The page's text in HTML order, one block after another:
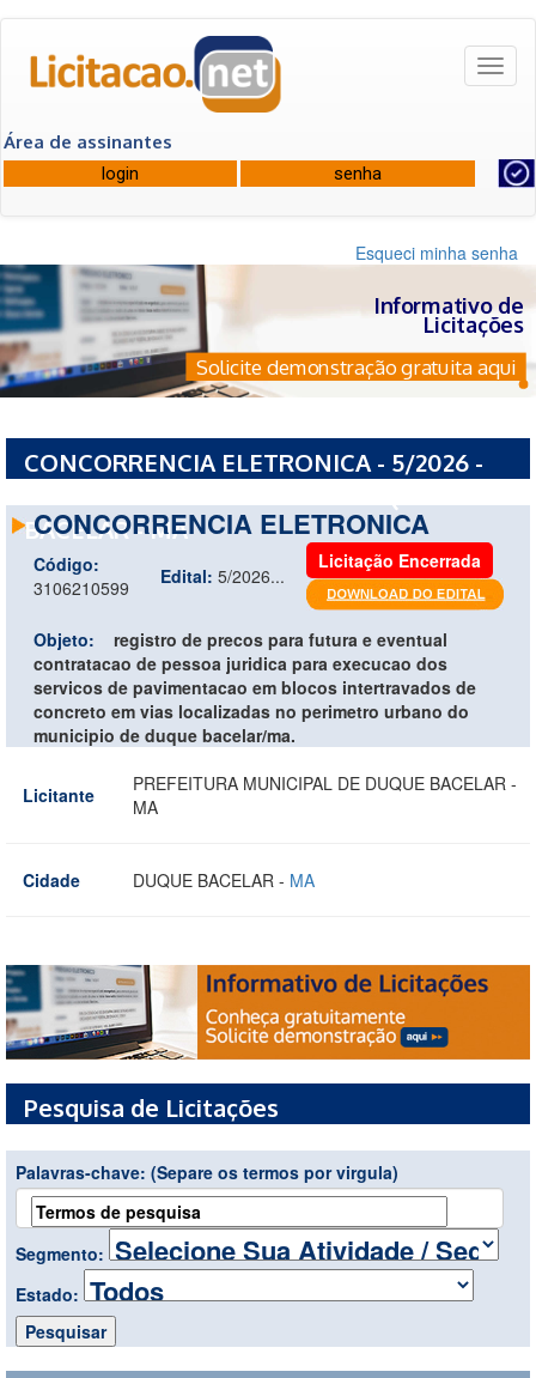
Área de assinantes
Esqueci minha senha
Informativo de
Licitações
Solicite demonstração gratuita aqui
CONCORRENCIA ELETRONICA - 5/2026 -
BACELAR - MA
CONCORRENCIA ELETRONICA
Código:
3106210599
Edital: 5/2026...
Licitação Encerrada
Objeto:
registro de precos para futura e eventual
contratacao de pessoa juridica para execucao dos
servicos de pavimentacao em blocos intertravados de
concreto em vias localizadas no perimetro urbano do
municipio de duque bacelar/ma.
Licitante
PREFEITURA MUNICIPAL DE DUQUE BACELAR -
MA
Cidade DUQUE BACELAR - MA
Pesquisa de Licitações
Palavras-chave: (Separe os termos por virgula)
Segmento:
Estado: